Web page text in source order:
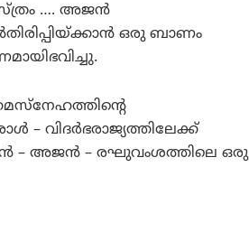
…. അജന്‍
ഒരു ബാണം
– വിദര്‍ഭരാജ്യത്തിലേക്ക്
– അജന്‍ – രഘുവംശത്തിലെ ഒരു